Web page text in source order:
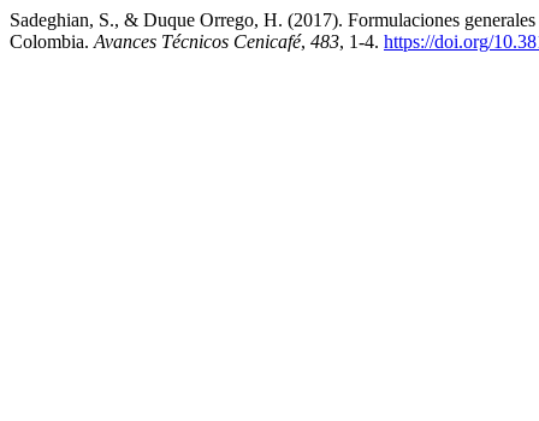
Sadeghian, S., & Duque Orrego, H. (2017). Formulaciones
Colombia. Avances Técnicos Cenicafé, 483, 1-4. https://doi.org/